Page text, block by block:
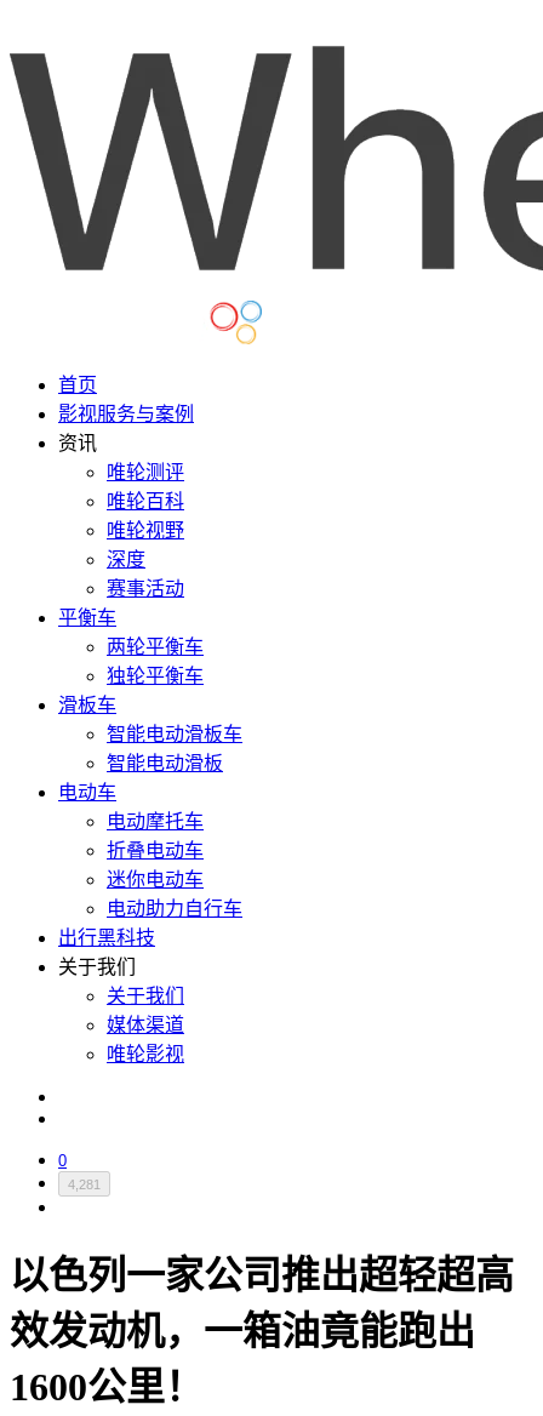
首页
影视服务与案例
资讯
唯轮测评
唯轮百科
唯轮视野
深度
赛事活动
平衡车
两轮平衡车
独轮平衡车
滑板车
智能电动滑板车
智能电动滑板
电动车
电动摩托车
折叠电动车
迷你电动车
电动助力自行车
出行黑科技
关于我们
关于我们
媒体渠道
唯轮影视
0
4,281
以色列一家公司推出超轻超高
效发动机，一箱油竟能跑出
1600公里！